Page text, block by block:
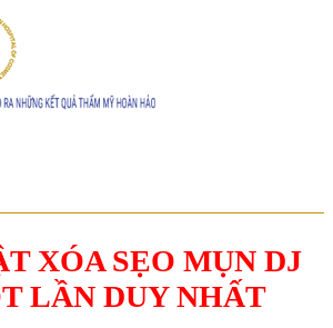
XÓA SẸO MỤN DJ
LẦN DUY NHẤT